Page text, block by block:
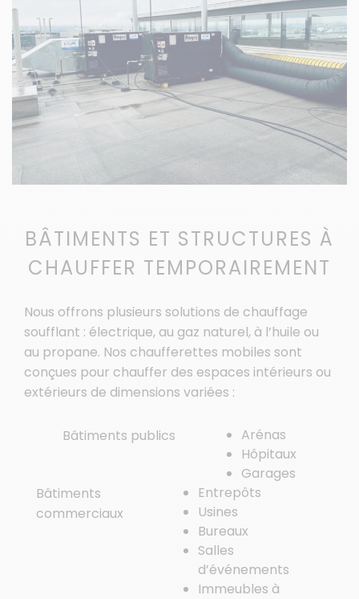
BÂTIMENTS ET STRUCTURES À
CHAUFFER TEMPORAIREMENT
Nous offrons plusieurs solutions de chauffage
soufflant : électrique, au gaz naturel, à l’huile ou
au propane. Nos chaufferettes mobiles sont
conçues pour chauffer des espaces intérieurs ou
extérieurs de dimensions variées :
Bâtiments publics
Arénas
Hôpitaux
Garages
Bâtiments
commerciaux
Entrepôts
Usines
Bureaux
Salles
d’événements
Immeubles à